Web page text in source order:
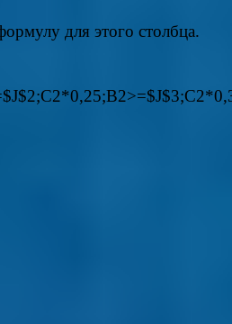
для этого столбца.